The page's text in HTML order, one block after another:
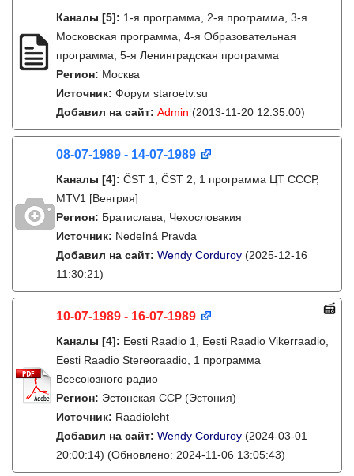
Каналы [5]: 1-я программа, 2-я программа, 3-я
Московская программа, 4-я Образовательная
программа, 5-я Ленинградская программа
Регион: Москва
Источник: Форум staroetv.su
Добавил на сайт: Admin (2013-11-20 12:35:00)
08-07-1989 - 14-07-1989
Каналы [4]: ČST 1, ČST 2, 1 программа ЦТ СССР,
MTV1 [Венгрия]
Регион: Братислава, Чехословакия
Источник: Nedeľná Pravda
Добавил на сайт: Wendy Corduroy (2025-12-16
11:30:21)
10-07-1989 - 16-07-1989
Каналы [4]: Eesti Raadio 1, Eesti Raadio Vikerraadio,
Eesti Raadio Stereoraadio, 1 программа
Всесоюзного радио
Регион: Эстонская ССР (Эстония)
Источник: Raadioleht
Добавил на сайт: Wendy Corduroy (2024-03-01
20:00:14) (Обновлено: 2024-11-06 13:05:43)